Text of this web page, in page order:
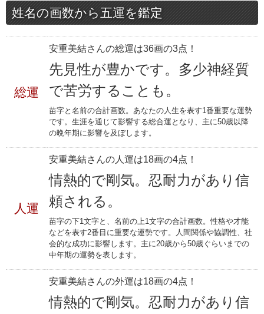
姓名の画数から五運を鑑定
総運
安重美結さんの総運は36画の3点！
先見性が豊かです。多少神経質
で苦労することも。
苗字と名前の合計画数。あなたの人生を表す1番重要な運勢
です。生涯を通じて影響する総合運となり、主に50歳以降
の晩年期に影響を及ぼします。
人運
安重美結さんの人運は18画の4点！
情熱的で剛気。忍耐力があり信
頼される。
苗字の下1文字と、名前の上1文字の合計画数。性格や才能
などを表す2番目に重要な運勢です。人間関係や協調性、社
会的な成功に影響します。主に20歳から50歳ぐらいまでの
中年期の運勢を表します。
安重美結さんの外運は18画の4点！
情熱的で剛気。忍耐力があり信